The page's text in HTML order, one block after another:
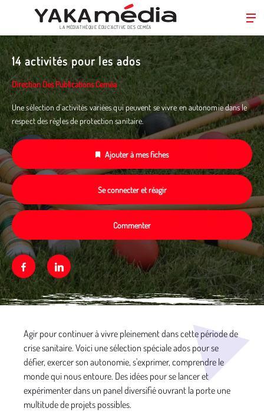
Aller
au
contenu
principal
LA MÉDIATHÈQUE ÉDUC’ACTIVE DES CEMÉA
14 activités pour les ados
Direction Des Publications Ceméa
Une sélection d'activités variées qui peuvent se vivre en autonomie dans le
respect des règles de protection sanitaire.
Ajouter à mes fiches
Se connecter et réagir
Commenter
FacebookLinkedin
Agir pour continuer à vivre pleinement dans cette période de
crise sanitaire. Voici une sélection spéciale ados pour se
défier, exercer son autonomie, s'exprimer, comprendre le
monde qui nous entoure. Des idées pour se lancer et
expérimenter dans un panel diversifié ouvrant la porte une
multitude de projets possibles.